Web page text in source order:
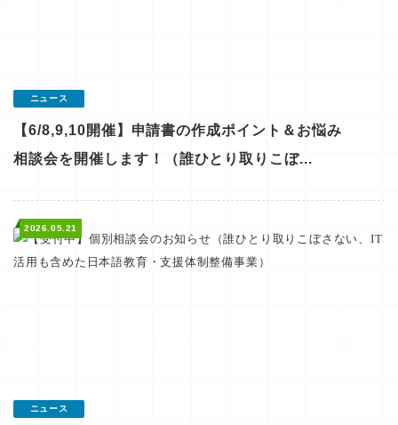
ニュース
【6/8,9,10開催】申請書の作成ポイント＆お悩み
相談会を開催します！（誰ひとり取りこぼ...
2026.05.21
ニュース